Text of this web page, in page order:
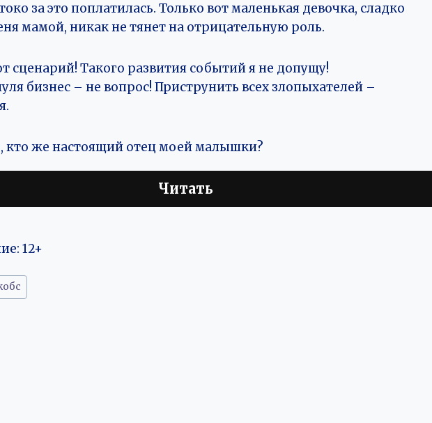
за это поплатилась. Только вот маленькая девочка, сладко
мамой, никак не тянет на отрицательную роль.
сценарий! Такого развития событий я не допущу!
бизнес – не вопрос! Приструнить всех злопыхателей –
кто же настоящий отец моей малышки?
Читать
12+